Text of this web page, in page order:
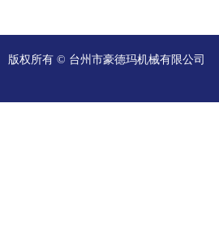
版权所有 © 台州市豪德玛机械有限公司